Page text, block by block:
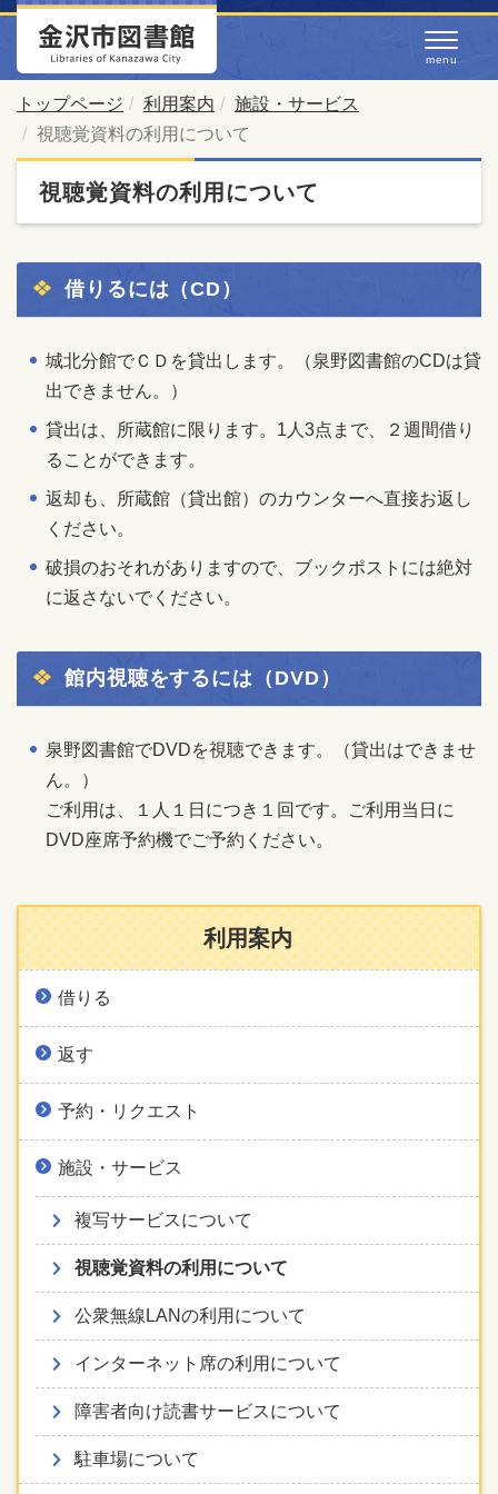
トップページ 利用案内
施設・サービス
視聴覚資料の利用について
視聴覚資料の利用について
借りるには（CD）
城北分館でＣＤを貸出します。（泉野図書館のCDは貸
出できません。）
貸出は、所蔵館に限ります。1人3点まで、２週間借り
ることができます。
返却も、所蔵館（貸出館）のカウンターへ直接お返し
ください。
破損のおそれがありますので、ブックポストには絶対
に返さないでください。
館内視聴をするには（DVD）
泉野図書館でDVDを視聴できます。（貸出はできませ
ん。）
ご利用は、１人１日につき１回です。ご利用当日に
DVD座席予約機でご予約ください。
利用案内
借りる
返す
予約・リクエスト
施設・サービス
複写サービスについて
視聴覚資料の利用について
公衆無線LANの利用について
インターネット席の利用について
障害者向け読書サービスについて
駐車場について